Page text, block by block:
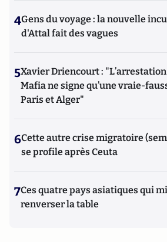
4Gens du voyage : la nouvelle
d'Attal fait des vagues
5Xavier Driencourt :
Mafia ne signe qu’une vraie-
Paris et Alger"
6Cette autre crise migratoire
se profile après Ceuta
7Ces quatre pays asiatiques qui
renverser la table